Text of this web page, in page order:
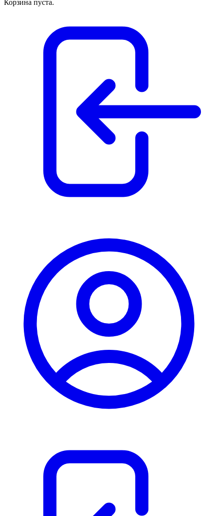
Корзина пуста.